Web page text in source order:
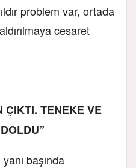
problem var, ortada
cesaret
ÇIKTI. TENEKE VE
başında